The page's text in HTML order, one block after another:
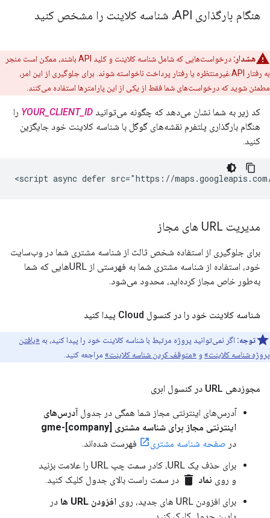
هنگام بارگذاری API، شناسه کلاینت را مشخص کنید
هشدار:
درخواست‌هایی که شامل شناسه کلاینت و کلید API باشند، ممکن است منجر
به رفتار API غیرمنتظره یا رفتار پرداخت ناخواسته شوند. برای جلوگیری از این امر،
مطمئن شوید که درخواست‌های شما فقط از یکی از این پارامترها استفاده می‌کنند.
کد زیر به شما نشان می‌دهد که چگونه می‌توانید YOUR_CLIENT_ID را
هنگام بارگذاری پلتفرم نقشه‌های گوگل با شناسه کلاینت خود جایگزین
کنید.
<script async defer src="https://
مدیریت URL های مجاز
برای جلوگیری از استفاده شخص ثالث از شناسه مشتری شما در وب‌سایت
خود، استفاده از شناسه مشتری شما به فهرستی از URLهایی که شما
به‌طور خاص مجاز کرده‌اید، محدود می‌شود.
شناسه کلاینت خود را در کنسول Cloud پیدا کنید
توجه: اگر نمی‌توانید پروژه مرتبط با شناسه کلاینت خود را پیدا کنید، به «یافتن
پروژه شناسه کلاینت» و «متوقف کردن شناسه کلاینت» مراجعه کنید.
مجوزدهی URL در کنسول ابری
آدرس‌های اینترنتی مجاز شما همگی در جدول آدرس‌های
اینترنتی مجاز برای شناسه مشتری gme-[company]
در صفحه شناسه مشتری
فهرست شده‌اند.
برای حذف یک URL، کادر سمت چپ URL را علامت بزنید
و روی نماد delete در سمت راست بالای جدول کلیک کنید.
برای افزودن URL های جدید، روی
افزودن URL ها
در